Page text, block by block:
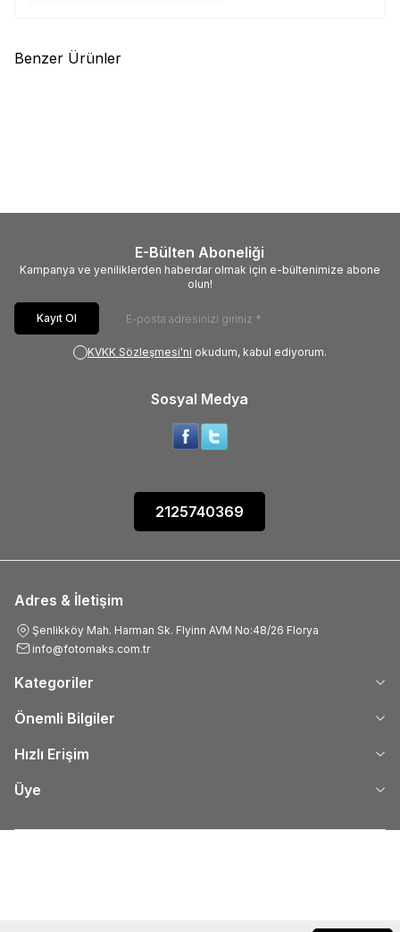
Benzer Ürünler
E-Bülten Aboneliği
Kampanya ve yeniliklerden haberdar olmak için e-bültenimize abone
olun!
Kayıt Ol
KVKK Sözleşmesi'ni okudum, kabul ediyorum.
Sosyal Medya
2125740369
Adres & İletişim
Şenlikköy Mah. Harman Sk. Flyinn AVM No:48/26 Florya
info@fotomaks.com.tr
Kategoriler
Önemli Bilgiler
Hızlı Erişim
Üye